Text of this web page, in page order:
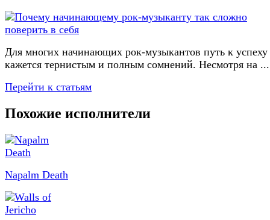
Для многих начинающих рок-музыкантов путь к успеху
кажется тернистым и полным сомнений. Несмотря на ...
Перейти к статьям
Похожие исполнители
Napalm Death